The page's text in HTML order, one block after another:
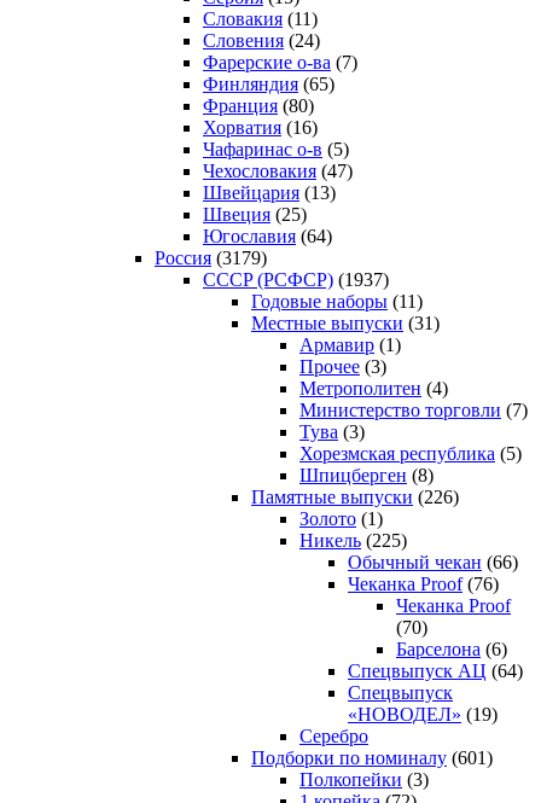
Словакия (11)
Словения (24)
Фарерские о-ва (7)
Финляндия (65)
Франция (80)
Хорватия (16)
Чафаринас о-в (5)
Чехословакия (47)
Швейцария (13)
Швеция (25)
Югославия (64)
Россия (3179)
CCCP (РСФСР) (1937)
Годовые наборы (11)
Местные выпуски (31)
Армавир (1)
Прочее (3)
Метрополитен (4)
Министерство торговли (7)
Тува (3)
Хорезмская республика (5)
Шпицберген (8)
Памятные выпуски (226)
Золото (1)
Никель (225)
Обычный чекан (66)
Чеканка Proof(76)
Чеканка Proof
(70)
Барселона (6)
Спецвыпуск АЦ (64)
Спецвыпуск
«НОВОДЕЛ» (19)
Серебро
Подборки по номиналу (601)
Полкопейки (3)